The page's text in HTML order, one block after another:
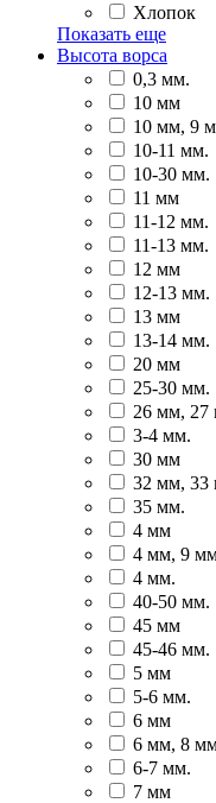
Хлопок
Показать еще
Высота ворса
0,3 мм.
10 мм
10 мм, 9
10-11 мм.
10-30 мм.
11 мм
11-12 мм.
11-13 мм.
12 мм
12-13 мм.
13 мм
13-14 мм.
20 мм
25-30 мм.
26 мм,
3-4 мм.
30 мм
32 мм, 33
35 мм.
4 мм
4 мм, 9
4 мм.
40-50 мм.
45 мм
45-46 мм.
5 мм
5-6 мм.
6 мм
6 мм, 8
6-7 мм.
7 мм